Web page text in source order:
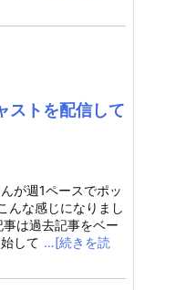
ストを配信して
が週1ペースでポッ
んな感じになりまし
は過去記事をベー
して …[続きを読